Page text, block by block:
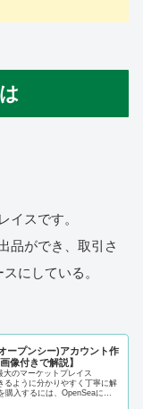
イスです。
品ができ、取引さ
にしている。
ープンシー)アカウント作
像付きで解説】
のマーケットプレイス
るように分かりやすく丁寧に解
購入するには、OpenSeaに登